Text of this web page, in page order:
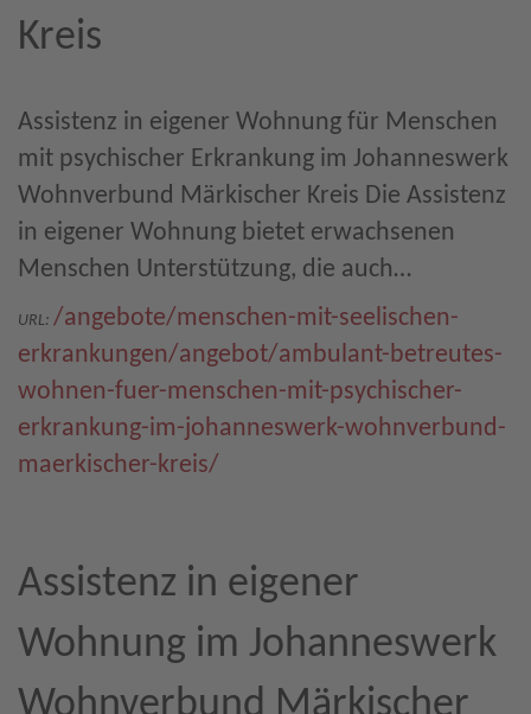
Kreis
Assistenz in eigener Wohnung für Menschen
mit psychischer Erkrankung im Johanneswerk
Wohnverbund Märkischer Kreis Die Assistenz
in eigener Wohnung bietet erwachsenen
Menschen Unterstützung, die auch…
URL: /angebote/menschen-mit-seelischen-
erkrankungen/angebot/ambulant-betreutes-
wohnen-fuer-menschen-mit-psychischer-
erkrankung-im-johanneswerk-wohnverbund-
maerkischer-kreis/
Assistenz in eigener
Wohnung im Johanneswerk